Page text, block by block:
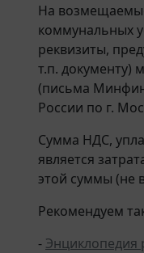
На
коммунальных
реквизиты,
т.п. документу)
(письма
России по г.
Сумма НДС,
является
этой суммы (не
Рекомендуем
- Энциклопедия